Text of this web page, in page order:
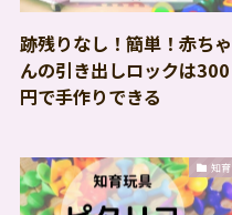
跡残りなし！簡単！赤ちゃ
んの引き出しロックは300
円で手作りできる
知育